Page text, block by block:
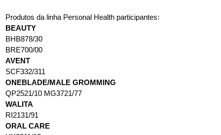
Produtos da linha Personal Health participantes:
BEAUTY
BHB878/30
BRE700/00
AVENT
SCF332/311
ONEBLADE/MALE GROMMING
QP2521/10 MG3721/77
WALITA
RI2131/91
ORAL CARE